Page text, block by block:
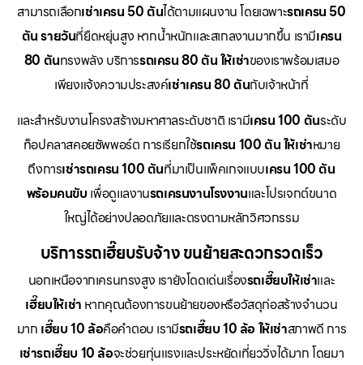
สามารถเลือกเช่าเครน 50 ตันได้ตามแผนงาน โดยเฉพาะรถเครน 50
ตัน รายวันที่ยืดหยุ่นสูง หากน้ำหนักและสเกลงานมากขึ้น เรามีเครน
80 ตันทรงพลัง บริการรถเครน 80 ตัน ให้เช่าของเราพร้อมเสมอ
เพียงแจ้งความประสงค์เช่าเครน 80 ตันกับเจ้าหน้าที่
และสำหรับงานโครงสร้างมหาศาลระดับชาติ เรามีเครน 100 ตันระดับ
ท็อปคลาสคอยซัพพอร์ต การเรียกใช้รถเครน 100 ตัน ให้เช่าหมาย
ถึงการเช่ารถเครน 100 ตันที่มาเป็นแพ็คเกจแบบเครน 100 ตัน
พร้อมคนขับ เพื่อดูแลงานรถเครนงานโรงงานและโปรเจกต์ขนาด
ใหญ่ได้อย่างปลอดภัยและตรงตามหลักวิศวกรรม
บริการรถเฮี๊ยบรับจ้าง ขนย้ายสะดวกรวดเร็ว
นอกเหนือจากเครนทรงสูง เรายังโดดเด่นเรื่องรถเฮี๊ยบให้เช่าและ
เฮี๊ยบให้เช่า หากคุณต้องการขนย้ายของหรือวัสดุก่อสร้างจำนวน
มาก เฮี๊ยบ 10 ล้อคือคำตอบ เรามีรถเฮี๊ยบ 10 ล้อ ให้เช่าสภาพดี การ
เช่ารถเฮี๊ยบ 10 ล้อจะช่วยทุ่นแรงและประหยัดเที่ยววิ่งได้มาก โดยมา